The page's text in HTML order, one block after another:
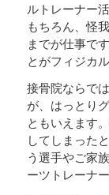
ルトレーナー
もちろん、怪
までが仕事で
とがフィジカ
接骨院ならで
が、はっとり
ともいえます
してしまった
う選手やご家
ーツトレーナ